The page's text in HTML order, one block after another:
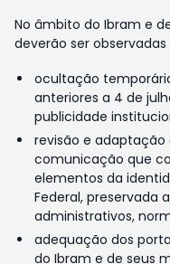
No âmbito do Ibram e
deverão ser
ocultação
anteriores a 4 de
publicidade
revisão e adaptação
comunicação que
elementos da
Federal, preservada
administrativos,
adequação dos
do Ibram e de seus